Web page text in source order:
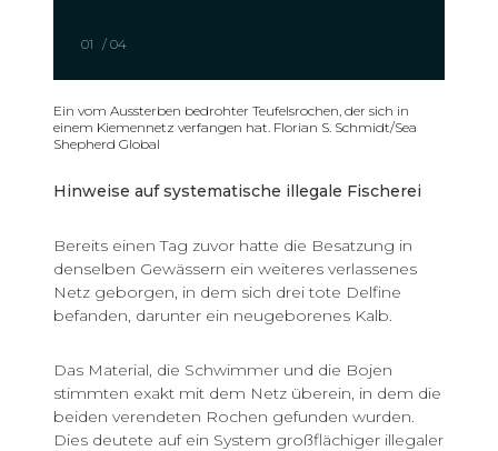
01 / 04
Ein vom Aussterben bedrohter Teufelsrochen, der sich in
einem Kiemennetz verfangen hat. Florian S. Schmidt/Sea
Shepherd Global
Hinweise auf systematische illegale Fischerei
Bereits einen Tag zuvor hatte die Besatzung in
denselben Gewässern ein weiteres verlassenes
Netz geborgen, in dem sich drei tote Delfine
befanden, darunter ein neugeborenes Kalb.
Das Material, die Schwimmer und die Bojen
stimmten exakt mit dem Netz überein, in dem die
beiden verendeten Rochen gefunden wurden.
Dies deutete auf ein System großflächiger illegaler